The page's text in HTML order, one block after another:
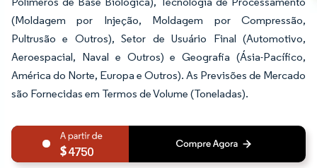
(Moldagem por Injeção, Moldagem por Compressão,
Pultrusão e Outros), Setor de Usuário Final (Automotivo,
Aeroespacial, Naval e Outros) e Geografia (Ásia-Pacífico,
América do Norte, Europa e Outros). As Previsões de Mercado
são Fornecidas em Termos de Volume (Toneladas).
4750